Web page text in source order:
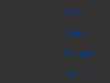
Pratic
Stalex
Topstanki
USR IOT